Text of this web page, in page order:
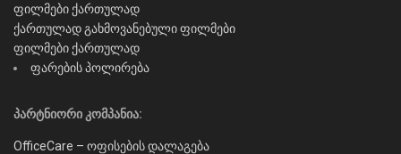
ფილმები ქართულად
ქართულად გახმოვანებული ფილმები
ფილმები ქართულად
ფარების პოლირება
პარტნიორი კომპანია:
OfficeCare – ოფისების დალაგება